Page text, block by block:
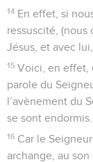
14 En effet, si
ressuscité, (nous
Jésus, et avec
15 Voici, en effet,
parole du
l’avènement du
se sont endormis.
16 Car le
archange, au